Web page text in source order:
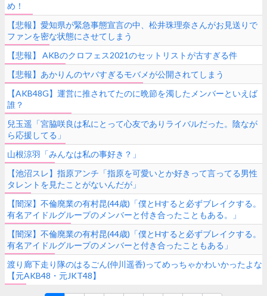
め！
【悲報】愛知県が緊急事態宣言の中、松井珠理奈さんがお見送りで
ファンを密な状態にさせてしまう
【悲報】 AKBのクロフェス2021のセットリストが古すぎる件
【悲報】あかりんのヤバすぎるモバメが公開されてしまう
【AKB48G】運営に推されてたのに晩節を濁したメンバーといえば
誰？
兒玉遥「宮脇咲良は私にとって心友でありライバルだった。陰なが
ら応援してる」
山根涼羽「みんなは私の事好き？」
【池沼スレ】指原アンチ「指原を可愛いとか好きって言ってる男性
タレントを見たことがないんだが」
【闇深】不倫廃業の有村昆(44歳)「僕とHすると必ずブレイクする。
有名アイドルグループのメンバーと付き合ったこともある。」
【闇深】不倫廃業の有村昆(44歳)「僕とHすると必ずブレイクする。
有名アイドルグループのメンバーと付き合ったこともある」
渡り廊下走り隊のはるごん(仲川遥香)ってめっちゃかわいかったよな
【元AKB48・元JKT48】